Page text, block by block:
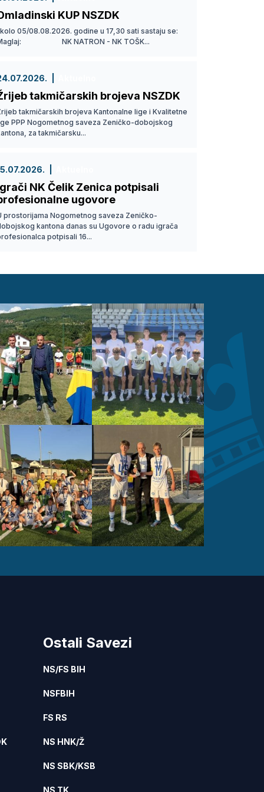
KUP NSZDK
05/08.08.2026. godine u 17,30 sati sastaju se:
NK NATRON - NK TOŠK...
takmičarskih brojeva NSZDK
takmičarskih brojeva Kantonalne lige i Kvalitetne
PPP Nogometnog saveza Zeničko-dobojskog
za takmičarsku...
NK Čelik Zenica potpisali
ugovore
prostorijama Nogometnog saveza Zeničko-
kantona danas su Ugovore o radu igrača
potpisali 16...
Ostali Savezi
NS/FS BIH
NSFBIH
FS RS
NS HNK/Ž
NS SBK/KSB
NS TK